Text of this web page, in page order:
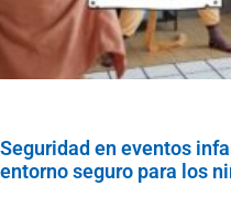
Seguridad en eventos
entorno seguro para los